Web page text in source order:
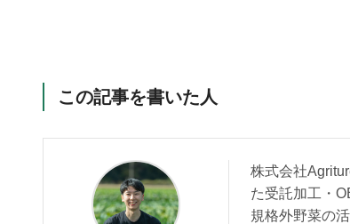
この記事を書いた人
株式会社
た受託加工・
規格外野菜の